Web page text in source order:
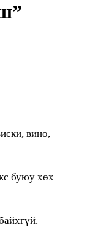
вино,
буюу хөх